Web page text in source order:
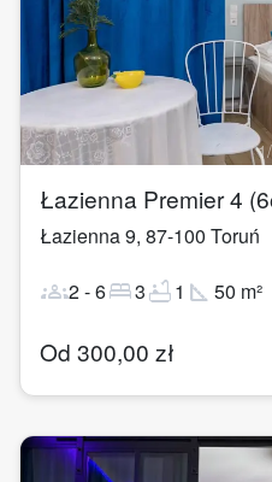
1/
Łazienna Premier 4
Łazienna 9, 87-100 Toruń
groups2-6bed3bathtub1 square_foot 50 m²
Od 300,00 zł